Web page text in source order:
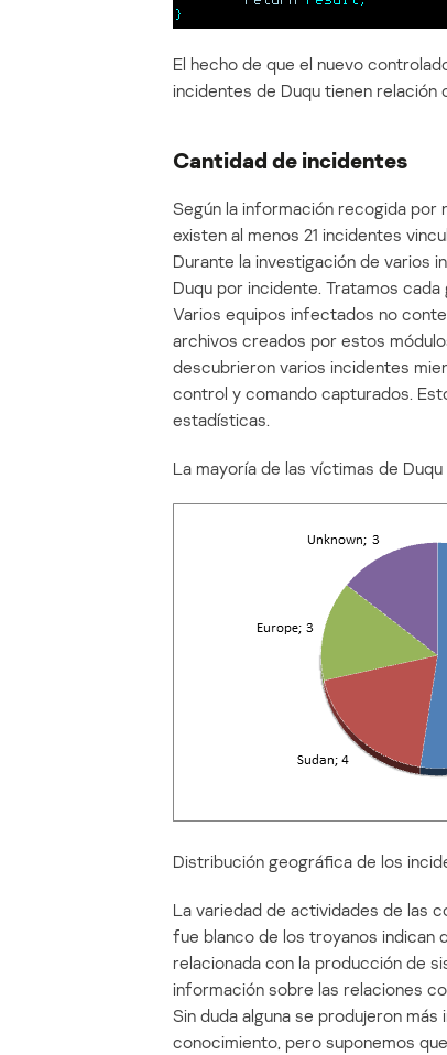
El hecho de que el nuevo
incidentes de Duqu tienen relación
Cantidad de incidentes
Según la información recogida
existen al menos 21 incidentes
Durante la investigación de varios
Duqu por incidente. Tratamos
Varios equipos infectados no
archivos creados por estos
descubrieron varios incidentes
control y comando capturados.
estadísticas.
La mayoría de las víctimas de
Distribución geográfica de los
La variedad de actividades de las
fue blanco de los troyanos indican
relacionada con la producción de
información sobre las relaciones
Sin duda alguna se produjeron
conocimiento, pero suponemos